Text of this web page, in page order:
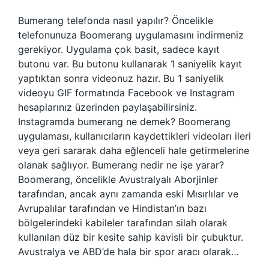
Bumerang telefonda nasıl yapılır? Öncelikle
telefonunuza Boomerang uygulamasını indirmeniz
gerekiyor. Uygulama çok basit, sadece kayıt
butonu var. Bu butonu kullanarak 1 saniyelik kayıt
yaptıktan sonra videonuz hazır. Bu 1 saniyelik
videoyu GIF formatında Facebook ve Instagram
hesaplarınız üzerinden paylaşabilirsiniz.
Instagramda bumerang ne demek? Boomerang
uygulaması, kullanıcıların kaydettikleri videoları ileri
veya geri sararak daha eğlenceli hale getirmelerine
olanak sağlıyor. Bumerang nedir ne işe yarar?
Boomerang, öncelikle Avustralyalı Aborjinler
tarafından, ancak aynı zamanda eski Mısırlılar ve
Avrupalılar tarafından ve Hindistan’ın bazı
bölgelerindeki kabileler tarafından silah olarak
kullanılan düz bir kesite sahip kavisli bir çubuktur.
Avustralya ve ABD’de hala bir spor aracı olarak…